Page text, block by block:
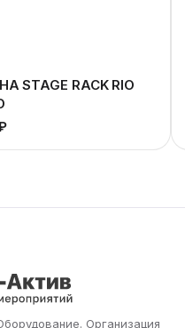
STAGE RACK RIO
Организация